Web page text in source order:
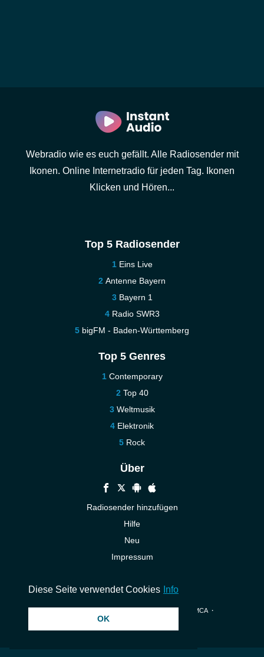
Webradio wie es euch gefällt. Alle Radiosender mit
Ikonen. Online Internetradio für jeden Tag. Ikonen
Klicken und Hören...
Top 5 Radiosender
Eins Live
Antenne Bayern
Bayern 1
Radio SWR3
bigFM - Baden-Württemberg
Top 5 Genres
Contemporary
Top 40
Weltmusik
Elektronik
Rock
Über
Radiosender hinzufügen
Hilfe
Neu
Impressum
DMCA・
Datenschutzerklärung
Diese Seite verwendet Cookies Info
OK